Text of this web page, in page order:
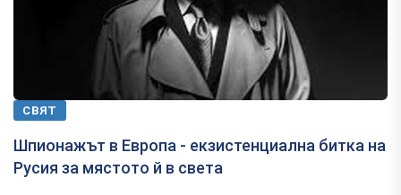
СВЯТ
Шпионажът в Европа - екзистенциална битка на
Русия за мястото й в света